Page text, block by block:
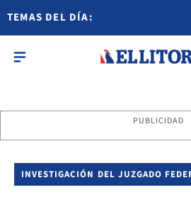
TEMAS DEL DÍA:
PUBLICIDAD
INVESTIGACIÓN DEL JUZGADO